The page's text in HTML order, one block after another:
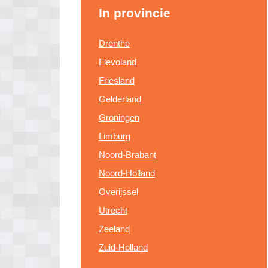
In provincie
Drenthe
Flevoland
Friesland
Gelderland
Groningen
Limburg
Noord-Brabant
Noord-Holland
Overijssel
Utrecht
Zeeland
Zuid-Holland